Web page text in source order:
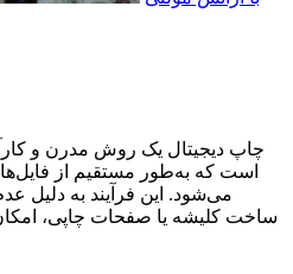
چاپ دیجیتال یک روش مدرن و
است که به‌طور مستقیم از
می‌شود. این فرآیند به دلیل
ساخت کلیشه یا صفحات چاپی،